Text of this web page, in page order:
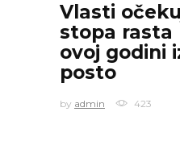
Vlasti
stopa rasta
ovoj godini
posto
by admin 423